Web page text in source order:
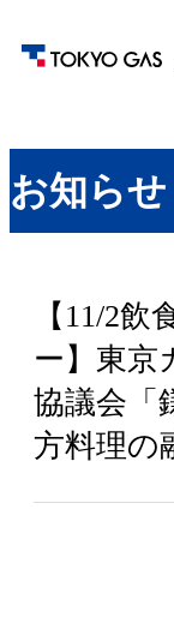
お知らせ
【11/2
ー】東京
協議会「
方料理の